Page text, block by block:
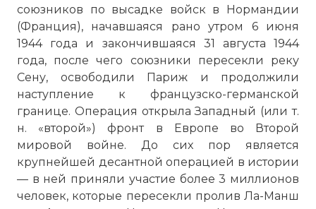
союзников по высадке войск в Нормандии
(Франция), начавшаяся рано утром 6 июня
1944 года и закончившаяся 31 августа 1944
года, после чего союзники пересекли реку
Сену, освободили Париж и продолжили
наступление к французско-германской
границе. Операция открыла Западный (или т.
н. «второй») фронт в Европе во Второй
мировой войне. До сих пор является
крупнейшей десантной операцией в истории
— в ней приняли участие более 3 миллионов
человек, которые пересекли пролив Ла-Манш